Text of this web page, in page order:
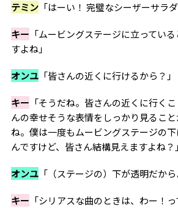
テミン「はーい！ 完璧なシーザーサラ
キー 「ムービングステージに立ってい
すよね」
オンユ「皆さんの近くに行けるから？」
キー 「そうだね。皆さんの近くに行く
んの幸せそうな表情をしっかり見るこ
ね。僕は一度もムービングステージの
んですけど、皆さん結構見えますよね？」
オンユ「（ステージの）下が透明だから
キー 「シリアスな曲のときは、わー！